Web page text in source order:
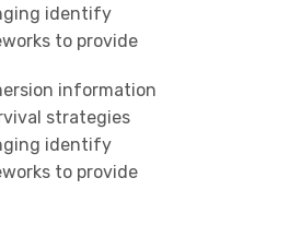
identify
to provide
information
strategies
identify
to provide